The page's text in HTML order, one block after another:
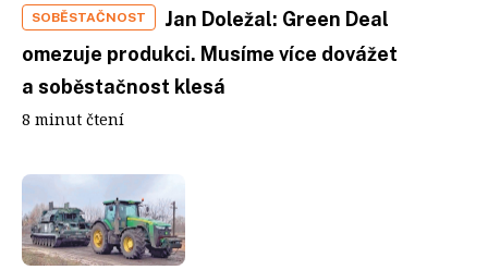
SOBĚSTAČNOST
Jan Doležal: Green Deal
omezuje produkci. Musíme více dovážet
a soběstačnost klesá
8 minut čtení